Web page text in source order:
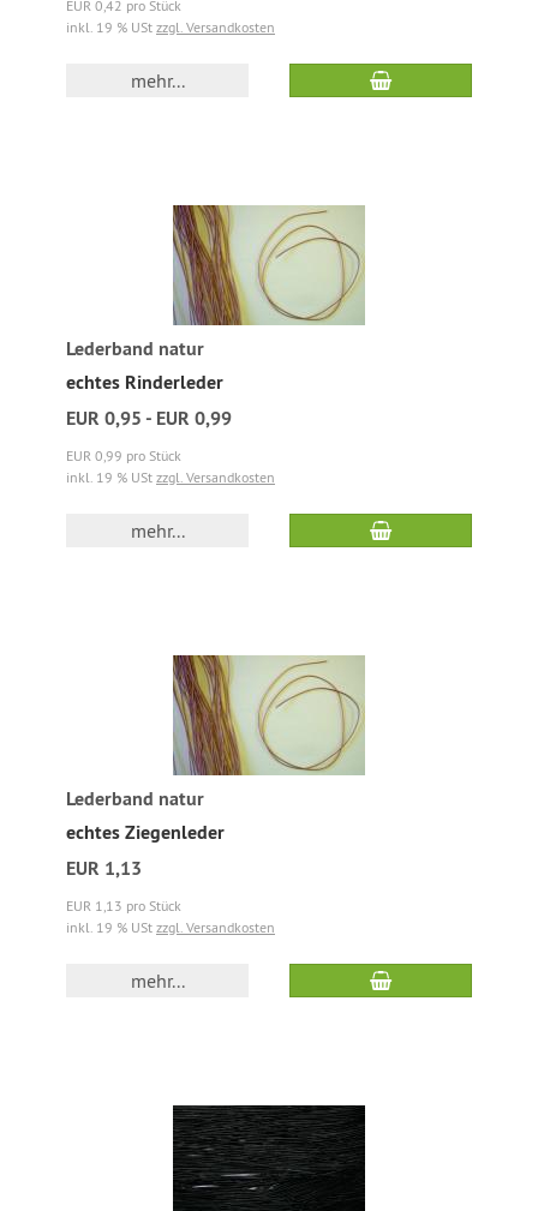
EUR 0,42 pro Stück
inkl. 19 % USt zzgl. Versandkosten
mehr...
Lederband natur
echtes Rinderleder
EUR 0,95 - EUR 0,99
EUR 0,99 pro Stück
inkl. 19 % USt zzgl. Versandkosten
mehr...
Lederband natur
echtes Ziegenleder
EUR 1,13
EUR 1,13 pro Stück
inkl. 19 % USt zzgl. Versandkosten
mehr...